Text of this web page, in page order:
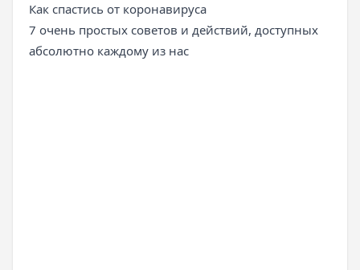
Как спастись от коронавируса
7 очень простых советов и действий, доступных
абсолютно каждому из нас